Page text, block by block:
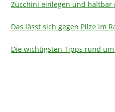
Zucchini einlegen und haltbar
Das lässt sich gegen Pilze im
Die wichtigsten Tipps rund